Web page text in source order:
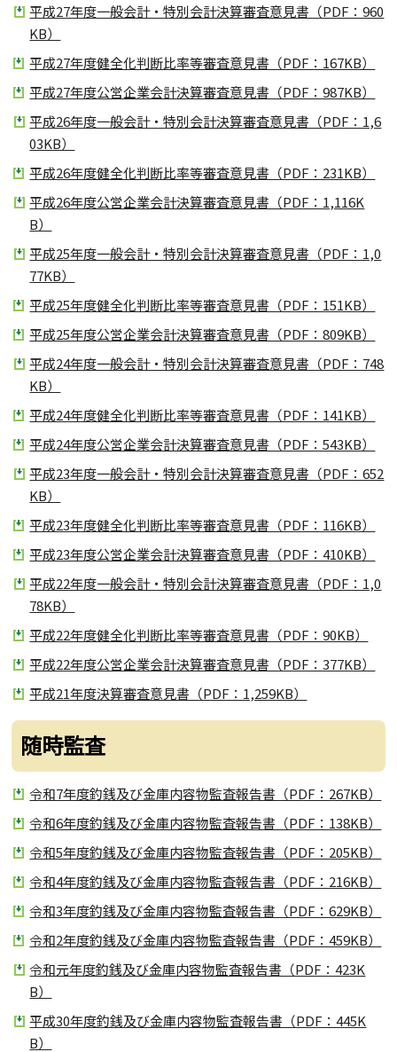
平成27年度一般会計・特別会計決算審査意見書（PDF：960
KB）
平成27年度健全化判断比率等審査意見書（PDF：167KB）
平成27年度公営企業会計決算審査意見書（PDF：987KB）
平成26年度一般会計・特別会計決算審査意見書（PDF：1,6
03KB）
平成26年度健全化判断比率等審査意見書（PDF：231KB）
平成26年度公営企業会計決算審査意見書（PDF：1,116K
B）
平成25年度一般会計・特別会計決算審査意見書（PDF：1,0
77KB）
平成25年度健全化判断比率等審査意見書（PDF：151KB）
平成25年度公営企業会計決算審査意見書（PDF：809KB）
平成24年度一般会計・特別会計決算審査意見書（PDF：748
KB）
平成24年度健全化判断比率等審査意見書（PDF：141KB）
平成24年度公営企業会計決算審査意見書（PDF：543KB）
平成23年度一般会計・特別会計決算審査意見書（PDF：652
KB）
平成23年度健全化判断比率等審査意見書（PDF：116KB）
平成23年度公営企業会計決算審査意見書（PDF：410KB）
平成22年度一般会計・特別会計決算審査意見書（PDF：1,0
78KB）
平成22年度健全化判断比率等審査意見書（PDF：90KB）
平成22年度公営企業会計決算審査意見書（PDF：377KB）
平成21年度決算審査意見書（PDF：1,259KB）
随時監査
令和7年度釣銭及び金庫内容物監査報告書（PDF：267KB）
令和6年度釣銭及び金庫内容物監査報告書（PDF：138KB）
令和5年度釣銭及び金庫内容物監査報告書（PDF：205KB）
令和4年度釣銭及び金庫内容物監査報告書（PDF：216KB）
令和3年度釣銭及び金庫内容物監査報告書（PDF：629KB）
令和2年度釣銭及び金庫内容物監査報告書（PDF：459KB）
令和元年度釣銭及び金庫内容物監査報告書（PDF：423K
B）
平成30年度釣銭及び金庫内容物監査報告書（PDF：445K
B）